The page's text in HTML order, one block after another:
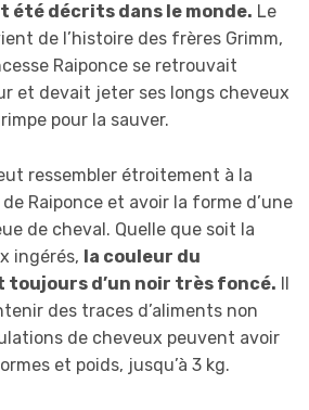
été décrits dans le monde. Le
de l’histoire des frères Grimm,
Raiponce se retrouvait
et devait jeter ses longs cheveux
pour la sauver.
ressembler étroitement à la
Raiponce et avoir la forme d’une
de cheval. Quelle que soit la
ingérés, la couleur du
d’un noir très foncé. Il
des traces d’aliments non
de cheveux peuvent avoir
et poids, jusqu’à 3 kg.